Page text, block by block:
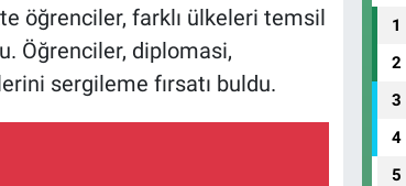
öğrenciler, farklı ülkeleri temsil
Öğrenciler, diplomasi,
sergileme fırsatı buldu.
1
2
3
4
5